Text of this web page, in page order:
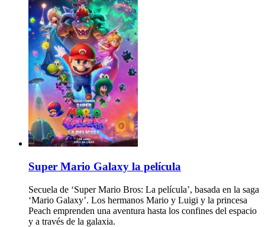
Super Mario Galaxy la película
Secuela de ‘Super Mario Bros: La película’, basada en la saga
‘Mario Galaxy’. Los hermanos Mario y Luigi y la princesa
Peach emprenden una aventura hasta los confines del espacio
y a través de la galaxia.